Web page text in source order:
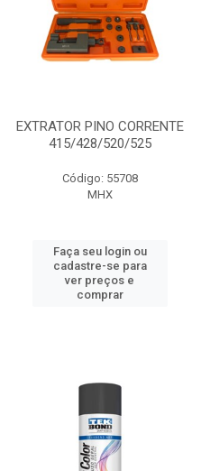
EXTRATOR PINO CORRENTE
415/428/520/525
Código: 55708
MHX
Faça seu login ou
cadastre-se para
ver preços e
comprar